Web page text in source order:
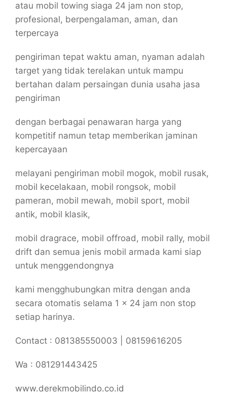
atau mobil towing siaga 24 jam non stop,
profesional, berpengalaman, aman, dan
terpercaya
pengiriman tepat waktu aman, nyaman adalah
target yang tidak terelakan untuk mampu
bertahan dalam persaingan dunia usaha jasa
pengiriman
dengan berbagai penawaran harga yang
kompetitif namun tetap memberikan jaminan
kepercayaan
melayani pengiriman mobil mogok, mobil rusak,
mobil kecelakaan, mobil rongsok, mobil
pameran, mobil mewah, mobil sport, mobil
antik, mobil klasik,
mobil dragrace, mobil offroad, mobil rally, mobil
drift dan semua jenis mobil armada kami siap
untuk menggendongnya
kami mengghubungkan mitra dengan anda
secara otomatis selama 1 x 24 jam non stop
setiap harinya.
Contact : 081385550003 | 08159616205
Wa : 081291443425
www.derekmobilindo.co.id